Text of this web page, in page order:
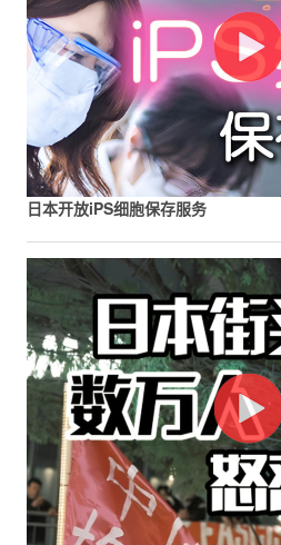
日本开放iPS细胞保存服务